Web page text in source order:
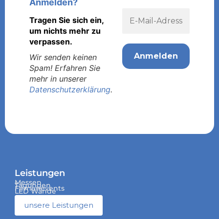
Anmelden?
Tragen Sie sich ein,
um nichts mehr zu
verpassen.
Wir senden keinen
Spam! Erfahren Sie
mehr in unserer
Datenschutzerklärung.
Leistungen
Messen
Tagungen
Firmenevents
LED Wände
unsere Leistungen